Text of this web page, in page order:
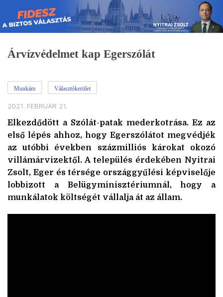
Skip
to
content
Árvízvédelmet kap Egerszólát
Munkám Választókerület
2021. FEBRUÁR 21.
Elkezdődött a Szólát-patak mederkotrása. Ez az
első lépés ahhoz, hogy Egerszólátot megvédjék
az utóbbi években százmilliós károkat okozó
villámárvizektől. A település érdekében Nyitrai
Zsolt, Eger és térsége országgyűlési képviselője
lobbizott a Belügyminisztériumnál, hogy a
munkálatok költségét vállalja át az állam.